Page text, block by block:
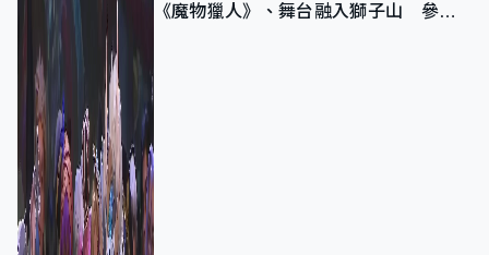
《魔物獵人》、舞台融入獅子山 參賽